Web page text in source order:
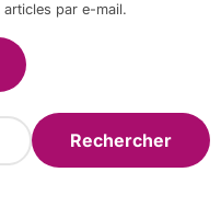
par e-mail.